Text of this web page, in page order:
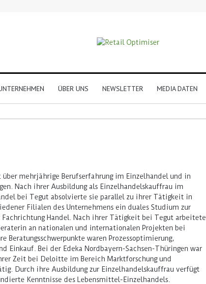
ÜBER UNS NEWSLETTER MEDIA DATEN
über mehrjährige Berufserfahrung im Einzelhandel und in
Nach ihrer Ausbildung als Einzelhandelskauffrau im
bei Tegut absolvierte sie parallel zu ihrer Tätigkeit in
Filialen des Unternehmens ein duales Studium zur
Handel. Nach ihrer Tätigkeit bei Tegut arbeitete
an nationalen und internationalen Projekten bei
Beratungsschwerpunkte waren Prozessoptimierung,
Einkauf. Bei der Edeka Nordbayern-Sachsen-Thüringen war
Zeit bei Deloitte im Bereich Marktforschung und
Durch ihre Ausbildung zur Einzelhandelskauffrau verfügt
Kenntnisse des Lebensmittel-Einzelhandels.